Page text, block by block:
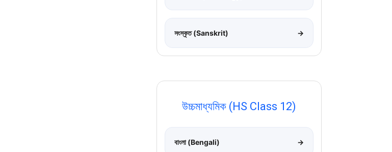
সংস্কৃত (Sanskrit) →
উচ্চমাধ্যমিক (HS Class 12)
বাংলা (Bengali) →